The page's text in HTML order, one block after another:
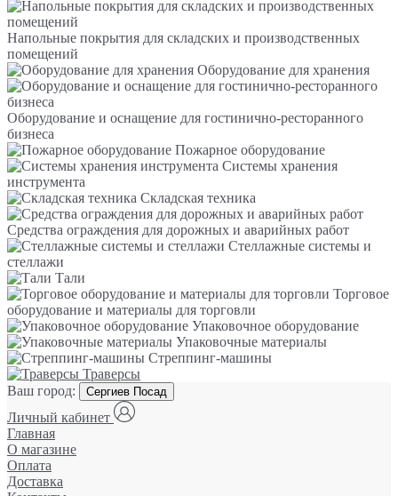
Напольные покрытия для складских и производственных
помещений
Оборудование для хранения
Оборудование и оснащение для гостинично-ресторанного
бизнеса
Пожарное оборудование
Системы хранения
инструмента
Складская техника
Средства ограждения для дорожных и аварийных работ
Стеллажные системы и
стеллажи
Тали
Торговое
оборудование и материалы для торговли
Упаковочное оборудование
Упаковочные материалы
Стреппинг-машины
Траверсы
Ваш город:
Сергиев Посад
Личный кабинет
Главная
О магазине
Оплата
Доставка